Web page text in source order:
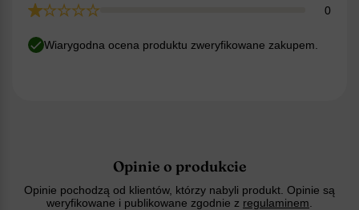
0
Wiarygodna ocena produktu zweryfikowane zakupem.
Opinie o produkcie
Opinie pochodzą od klientów, którzy nabyli produkt. Opinie są
weryfikowane i publikowane zgodnie z regulaminem